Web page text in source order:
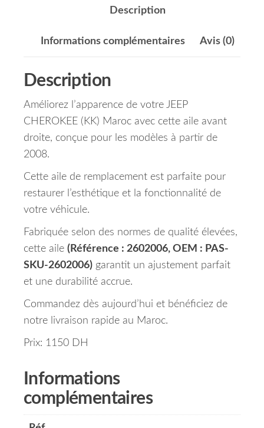
Description
Informations complémentaires Avis (0)
Description
Améliorez l’apparence de votre JEEP
CHEROKEE (KK) Maroc avec cette aile avant
droite, conçue pour les modèles à partir de
2008.
Cette aile de remplacement est parfaite pour
restaurer l’esthétique et la fonctionnalité de
votre véhicule.
Fabriquée selon des normes de qualité élevées,
cette aile (Référence : 2602006, OEM : PAS-
SKU-2602006) garantit un ajustement parfait
et une durabilité accrue.
Commandez dès aujourd’hui et bénéficiez de
notre livraison rapide au Maroc.
Prix: 1150 DH
Informations
complémentaires